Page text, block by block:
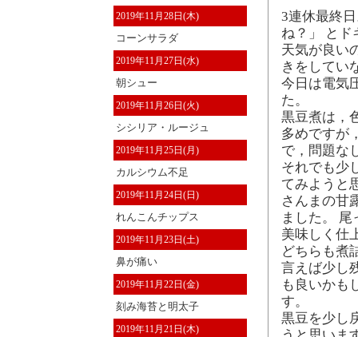
2019年11月28日(木)
コーンサラダ
2019年11月27日(水)
朝シュー
2019年11月26日(火)
シシリア・ルージュ
2019年11月25日(月)
カルシウム不足
2019年11月24日(日)
れんこんチップス
2019年11月23日(土)
鼻が痛い
2019年11月22日(金)
刻み海苔と明太子
2019年11月21日(木)
3連休最終
ね？」 とド
天気が良い
きをしてい
今日は電気
た。
黒豆煮は，
多めですが
で，問題な
それでも少
てみようと
さんまの甘
ました。
美味しく仕
どちらも煮
言えば少し
も良いかも
す。
黒豆を少し